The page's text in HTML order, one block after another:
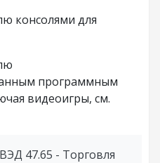
консолями для
программным
видеоигры, см.
47.65 - Торговля